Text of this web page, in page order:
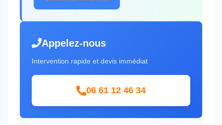
Appelez-nous
Intervention rapide et devis immédiat
06 61 12 46 34